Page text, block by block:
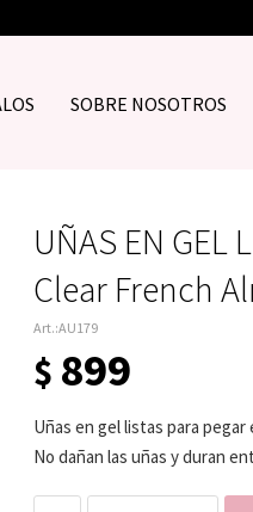
SOBRE NOSOTROS
UÑAS EN GEL
Clear French
AU179
$ 899
Uñas en gel listas para
No dañan las uñas y duran